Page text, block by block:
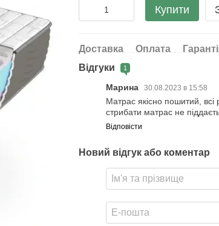
Купити
Доставка Оплата
Відгуки
1
Марина 30.08.2023 в 15:58
Матрас якісно пошитий, всі
стрибати матрас не
Відповісти
Новий відгук або коментар